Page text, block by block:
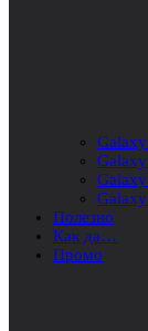
Полезно
Как да…
Промо